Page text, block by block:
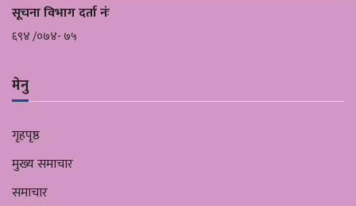
सूचना विभाग दर्ता नंः
६९४ /०७४- ७५
मेनु
गृहपृष्ठ
मुख्य समाचार
समाचार